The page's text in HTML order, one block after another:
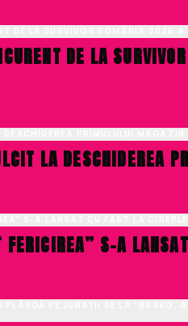
DE LA
LA DESCHIDEREA
S-A